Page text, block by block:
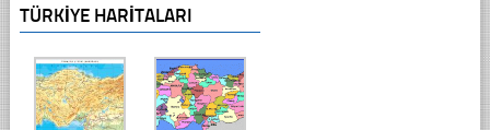
TÜRKIYE HARITALARI